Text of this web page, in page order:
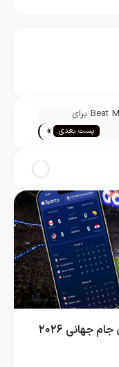
دانلود نرم‌افزار Beat Maker GO برای
پست بعدی »
اپل اپلیکیشن Apple Sports را برای جام جهانی ۲۰۲۶